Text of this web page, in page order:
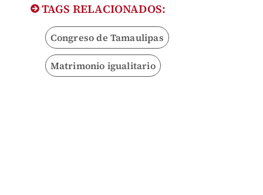
TAGS RELACIONADOS:
Congreso de Tamaulipas
Matrimonio igualitario